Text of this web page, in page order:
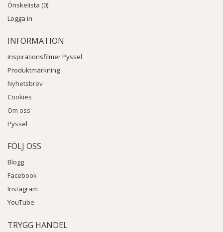
Önskelista (0)
Logga in
INFORMATION
Inspirationsfilmer Pyssel
Produktmärkning
Nyhetsbrev
Cookies
Om oss
Pyssel
FÖLJ OSS
Blogg
Facebook
Instagram
YouTube
TRYGG HANDEL